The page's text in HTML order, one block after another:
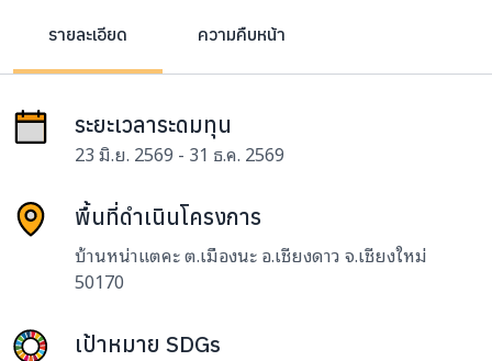
รายละเอียด ความคืบหน้า
ระยะเวลาระดมทุน
23 มิ.ย. 2569 - 31 ธ.ค. 2569
พื้นที่ดำเนินโครงการ
บ้านหน่าแตคะ ต.เมืองนะ อ.เชียงดาว จ.เชียงใหม่
50170
เป้าหมาย SDGs